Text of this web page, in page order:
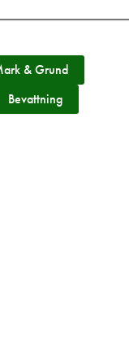
& Grund
Bevattning